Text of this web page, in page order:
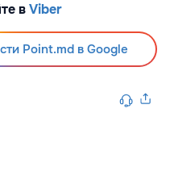
вViber
Point.md в Google